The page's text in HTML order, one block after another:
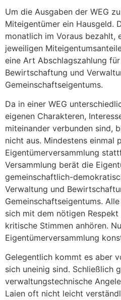
Um die Ausgaben der WEG
Miteigentümer ein Hausgeld.
monatlich im Voraus bezahlt,
jeweiligen
eine Art Abschlagszahlung
Bewirtschaftung und
Gemeinschaftseigentums.
Da in einer WEG
eigenen Charakteren,
miteinander verbunden sind,
nicht aus. Mindestens einmal
Eigentümerversammlung
Versammlung berät die
gemeinschaftlich-
Verwaltung und
Gemeinschaftseigentums.
sich mit dem nötigen
kritische Stimmen anhören.
Eigentümerversammlung
Gelegentlich kommt es aber
sich uneinig sind. Schließlich
verwaltungstechnische
Laien oft nicht leicht